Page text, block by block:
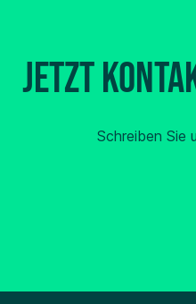
Jetzt
Schreiben Sie